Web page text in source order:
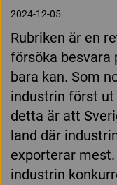
2024-12-05
Rubriken är en
försöka besvara
bara kan. Som
industrin först
detta är att
land där
exporterar
industrin